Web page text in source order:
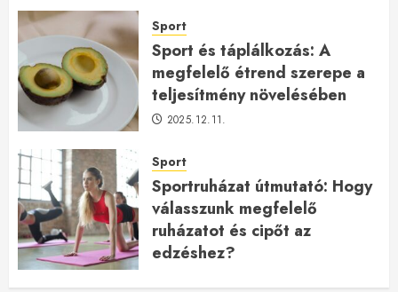
Sport
Sport és táplálkozás: A
megfelelő étrend szerepe a
teljesítmény növelésében
2025.12.11.
Sport
Sportruházat útmutató: Hogy
válasszunk megfelelő
ruházatot és cipőt az
edzéshez?